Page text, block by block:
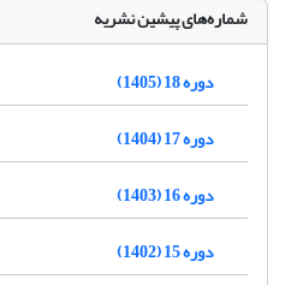
شماره‌های پیشین نشریه
دوره 18 (1405)
دوره 17 (1404)
دوره 16 (1403)
دوره 15 (1402)